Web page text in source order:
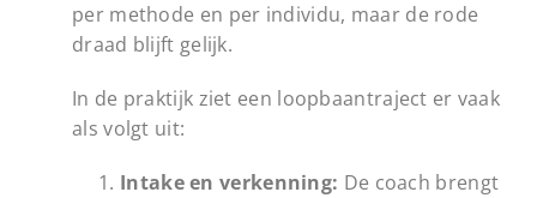
per methode en per individu, maar de rode
draad blijft gelijk.
In de praktijk ziet een loopbaantraject er vaak
als volgt uit:
Intake en verkenning: De coach brengt